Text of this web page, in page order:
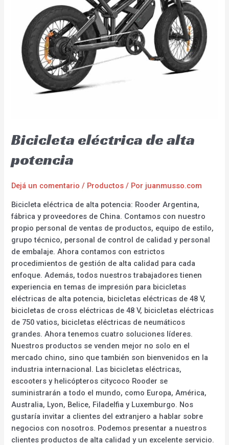
Bicicleta eléctrica de alta
potencia
Dejá un comentario / Productos / Por juanmusso.com
Bicicleta eléctrica de alta potencia: Rooder Argentina,
fábrica y proveedores de China. Contamos con nuestro
propio personal de ventas de productos, equipo de estilo,
grupo técnico, personal de control de calidad y personal
de embalaje. Ahora contamos con estrictos
procedimientos de gestión de alta calidad para cada
enfoque. Además, todos nuestros trabajadores tienen
experiencia en temas de impresión para bicicletas
eléctricas de alta potencia, bicicletas eléctricas de 48 V,
bicicletas de cross eléctricas de 48 V, bicicletas eléctricas
de 750 vatios, bicicletas eléctricas de neumáticos
grandes. Ahora tenemos cuatro soluciones líderes.
Nuestros productos se venden mejor no solo en el
mercado chino, sino que también son bienvenidos en la
industria internacional. Las bicicletas eléctricas,
escooters y helicópteros citycoco Rooder se
suministrarán a todo el mundo, como Europa, América,
Australia, Lyon, Belice, Filadelfia y Luxemburgo. Nos
gustaría invitar a clientes del extranjero a hablar sobre
negocios con nosotros. Podemos presentar a nuestros
clientes productos de alta calidad y un excelente servicio.